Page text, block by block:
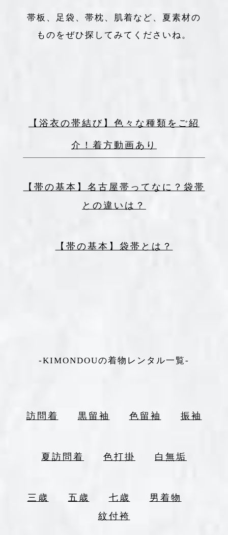
帯板、足袋、帯枕、肌着など、夏素材の
ものをぜひ探してみてくださいね。
【浴衣の帯結び】色々な種類をご紹
介！着方動画あり
【帯の基本】名古屋帯ってなに？袋帯
との違いは？
【帯の基本】袋帯とは？
-KIMONDOUの着物レンタル一覧-
訪問着 黒留袖 色留袖 振袖
夏訪問着 色打掛 白無垢
三歳 五歳 七歳
男着物
紋付袴